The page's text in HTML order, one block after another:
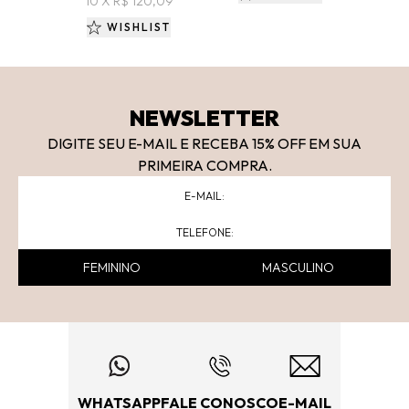
WISHLIST
NEWSLETTER
DIGITE SEU E-MAIL E RECEBA 15% OFF EM SUA
PRIMEIRA COMPRA.
FEMININO MASCULINO
WHATSAPPFALE CONOSCOE-MAIL